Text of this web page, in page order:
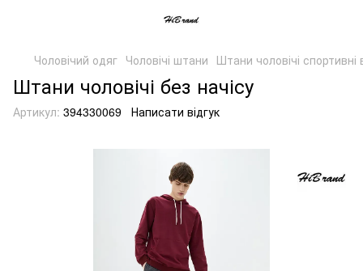
Чоловічий одяг Чоловічі штани Штани чоловічі спортивні
Штани чоловічі без начісу
Артикул: 394330069 Написати відгук